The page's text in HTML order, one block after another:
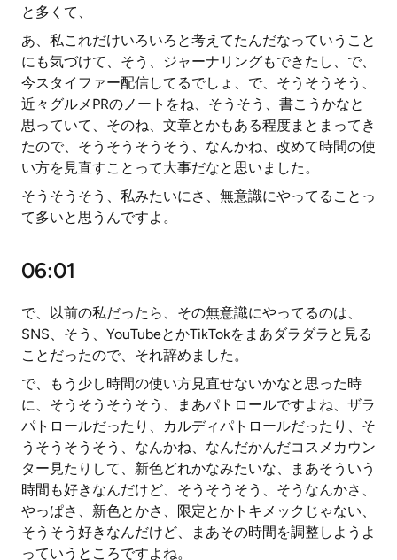
と多くて、
あ、私これだけいろいろと考えてたんだなっていうこと
にも気づけて、そう、ジャーナリングもできたし、で、
今スタイファー配信してるでしょ、で、そうそうそう、
近々グルメPRのノートをね、そうそう、書こうかなと
思っていて、そのね、文章とかもある程度まとまってき
たので、そうそうそうそう、なんかね、改めて時間の使
い方を見直すことって大事だなと思いました。
そうそうそう、私みたいにさ、無意識にやってることっ
て多いと思うんですよ。
06:01
で、以前の私だったら、その無意識にやってるのは、
SNS、そう、YouTubeとかTikTokをまあダラダラと見る
ことだったので、それ辞めました。
で、もう少し時間の使い方見直せないかなと思った時
に、そうそうそうそう、まあパトロールですよね、ザラ
パトロールだったり、カルディパトロールだったり、そ
うそうそうそう、なんかね、なんだかんだコスメカウン
ター見たりして、新色どれかなみたいな、まあそういう
時間も好きなんだけど、そうそうそう、そうなんかさ、
やっぱさ、新色とかさ、限定とかトキメックじゃない、
そうそう好きなんだけど、まあその時間を調整しようよ
っていうところですよね。